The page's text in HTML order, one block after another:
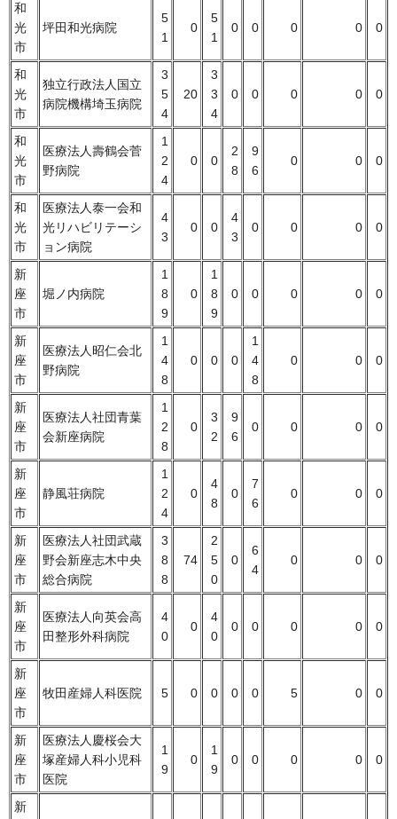
和
光
市
坪田和光病院
5
1
0
5
1
0 0 0 0 0
和
光
市
独立行政法人国立
病院機構埼玉病院
3
5
4
20
3
3
4
0 0 0 0 0
和
光
市
医療法人壽鶴会菅
野病院
1
2
4
0 0
2
8
9
6
0 0 0
和
光
市
医療法人泰一会和
光リハビリテーシ
ョン病院
4
3
0 0
4
3
0 0 0 0
新
座
市
堀ノ内病院
1
8
9
0
1
8
9
0 0 0 0 0
新
座
市
医療法人昭仁会北
野病院
1
4
8
0 0 0
1
4
8
0 0 0
新
座
市
医療法人社団青葉
会新座病院
1
2
8
0
3
2
9
6
0 0 0 0
新
座
市
静風荘病院
1
2
4
0
4
8
0
7
6
0 0 0
新
座
市
医療法人社団武蔵
野会新座志木中央
総合病院
3
8
8
74
2
5
0
0
6
4
0 0 0
新
座
市
医療法人向英会高
田整形外科病院
4
0
0
4
0
0 0 0 0 0
新
座
市
牧田産婦人科医院 5 0 0 0 0 5 0 0
新
座
市
医療法人慶桜会大
塚産婦人科小児科
医院
1
9
0
1
9
0 0 0 0 0
新